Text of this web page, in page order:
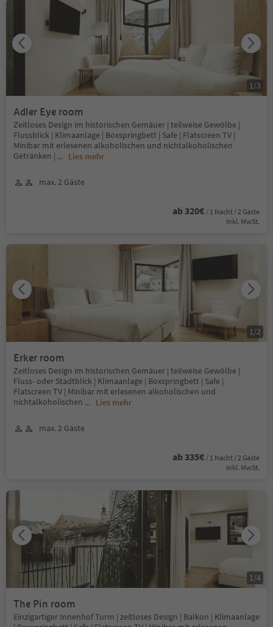
Adler Eye room
Zeitloses Design im historischen Gemäuer | teilweise Gewölbe |
Flussblick | Klimaanlage | Boxspringbett | Safe | Flatscreen TV |
Minibar mit erlesenen alkoholischen und nichtalkoholischen
Getränken | ... Lies mehr
max. 2 Gäste
ab 320€ / 1 Nacht / 2 Gäste
Inkl. MwSt.
1/3
Erker room
Zeitloses Design im historischen Gemäuer | teilweise Gewölbe |
Fluss- oder Stadtblick | Klimaanlage | Boxspringbett | Safe |
Flatscreen TV | Minibar mit erlesenen alkoholischen und
nichtalkoholischen ... Lies mehr
max. 2 Gäste
ab 335€ / 1 Nacht / 2 Gäste
Inkl. MwSt.
1/2
The Pin room
Einzigartiger Innenhof Turm | zeitloses Design | Balkon | Klimaanlage
1/4